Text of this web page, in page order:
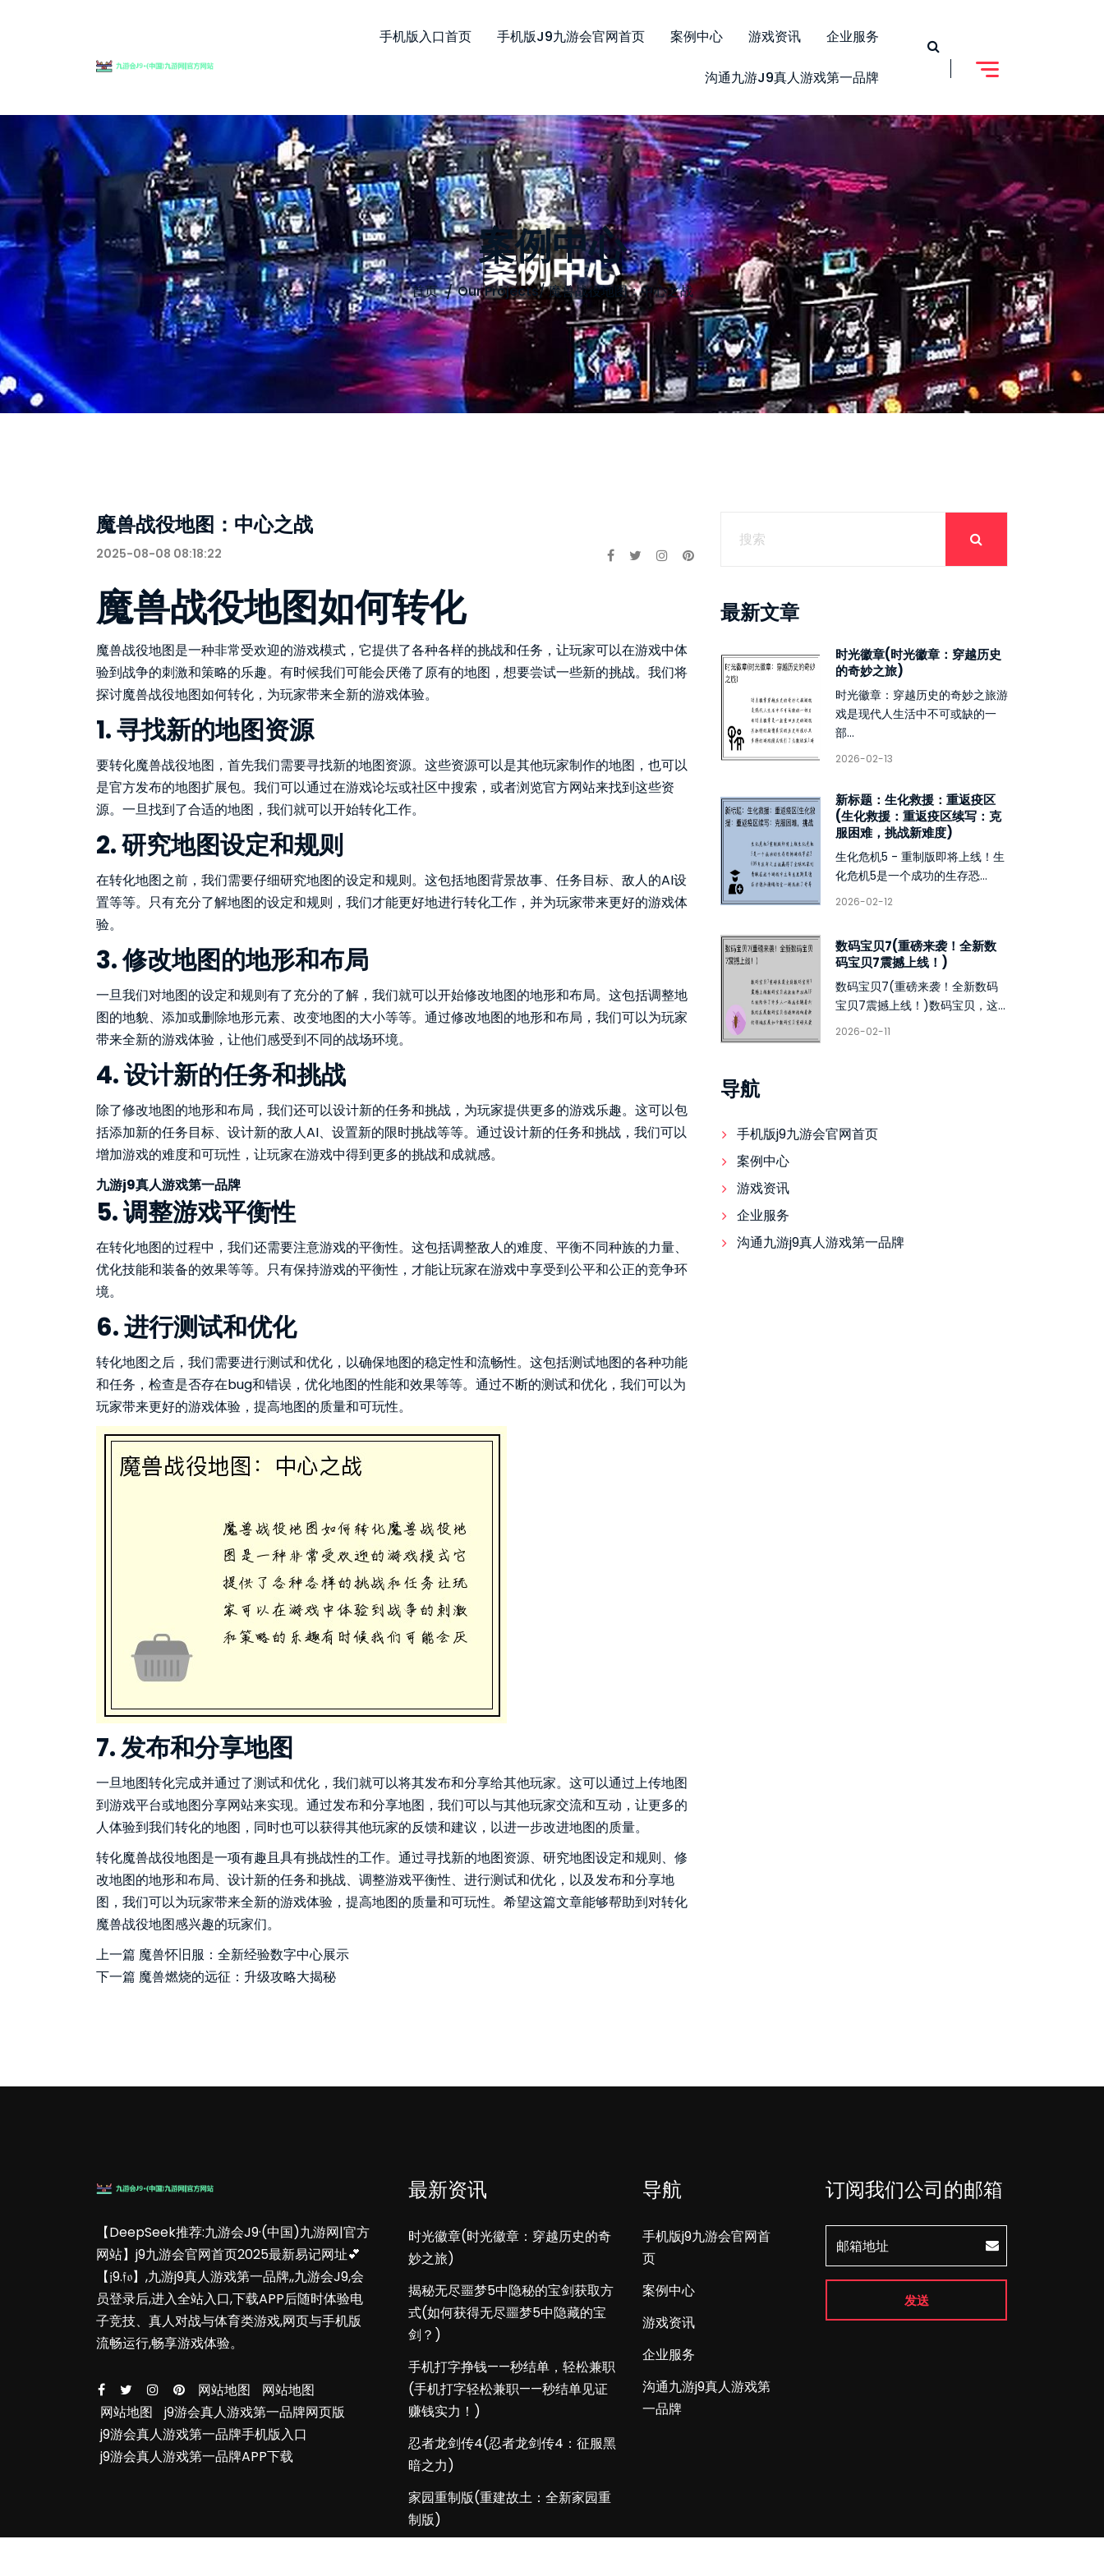
手机版入口首页 手机版j9九游会官网首页 案例中心 游戏资讯 企业服务
沟通九游j9真人游戏第一品牌
案例中心
首页 Our Projects/魔兽战役地图：中心之战
魔兽战役地图：中心之战
2025-08-08 08:18:22
魔兽战役地图如何转化
魔兽战役地图是一种非常受欢迎的游戏模式，它提供了各种各样的挑战和任务，让玩家可以在游戏中体
验到战争的刺激和策略的乐趣。有时候我们可能会厌倦了原有的地图，想要尝试一些新的挑战。我们将
探讨魔兽战役地图如何转化，为玩家带来全新的游戏体验。
1. 寻找新的地图资源
要转化魔兽战役地图，首先我们需要寻找新的地图资源。这些资源可以是其他玩家制作的地图，也可以
是官方发布的地图扩展包。我们可以通过在游戏论坛或社区中搜索，或者浏览官方网站来找到这些资
源。一旦找到了合适的地图，我们就可以开始转化工作。
2. 研究地图设定和规则
在转化地图之前，我们需要仔细研究地图的设定和规则。这包括地图背景故事、任务目标、敌人的AI设
置等等。只有充分了解地图的设定和规则，我们才能更好地进行转化工作，并为玩家带来更好的游戏体
验。
3. 修改地图的地形和布局
一旦我们对地图的设定和规则有了充分的了解，我们就可以开始修改地图的地形和布局。这包括调整地
图的地貌、添加或删除地形元素、改变地图的大小等等。通过修改地图的地形和布局，我们可以为玩家
带来全新的游戏体验，让他们感受到不同的战场环境。
4. 设计新的任务和挑战
除了修改地图的地形和布局，我们还可以设计新的任务和挑战，为玩家提供更多的游戏乐趣。这可以包
括添加新的任务目标、设计新的敌人AI、设置新的限时挑战等等。通过设计新的任务和挑战，我们可以
增加游戏的难度和可玩性，让玩家在游戏中得到更多的挑战和成就感。
九游j9真人游戏第一品牌
5. 调整游戏平衡性
在转化地图的过程中，我们还需要注意游戏的平衡性。这包括调整敌人的难度、平衡不同种族的力量、
优化技能和装备的效果等等。只有保持游戏的平衡性，才能让玩家在游戏中享受到公平和公正的竞争环
境。
6. 进行测试和优化
转化地图之后，我们需要进行测试和优化，以确保地图的稳定性和流畅性。这包括测试地图的各种功能
和任务，检查是否存在bug和错误，优化地图的性能和效果等等。通过不断的测试和优化，我们可以为
玩家带来更好的游戏体验，提高地图的质量和可玩性。
7. 发布和分享地图
一旦地图转化完成并通过了测试和优化，我们就可以将其发布和分享给其他玩家。这可以通过上传地图
到游戏平台或地图分享网站来实现。通过发布和分享地图，我们可以与其他玩家交流和互动，让更多的
人体验到我们转化的地图，同时也可以获得其他玩家的反馈和建议，以进一步改进地图的质量。
转化魔兽战役地图是一项有趣且具有挑战性的工作。通过寻找新的地图资源、研究地图设定和规则、修
改地图的地形和布局、设计新的任务和挑战、调整游戏平衡性、进行测试和优化，以及发布和分享地
图，我们可以为玩家带来全新的游戏体验，提高地图的质量和可玩性。希望这篇文章能够帮助到对转化
魔兽战役地图感兴趣的玩家们。
上一篇 魔兽怀旧服：全新经验数字中心展示
下一篇 魔兽燃烧的远征：升级攻略大揭秘
最新文章
时光徽章(时光徽章：穿越历史
的奇妙之旅)
时光徽章：穿越历史的奇妙之旅游
戏是现代人生活中不可或缺的一
部...
2026-02-13
新标题：生化救援：重返疫区
(生化救援：重返疫区续写：克
服困难，挑战新难度)
生化危机5 - 重制版即将上线！生
化危机5是一个成功的生存恐...
2026-02-12
数码宝贝7(重磅来袭！全新数
码宝贝7震撼上线！)
数码宝贝7(重磅来袭！全新数码
宝贝7震撼上线！)数码宝贝，这...
2026-02-11
导航
手机版j9九游会官网首页
案例中心
游戏资讯
企业服务
沟通九游j9真人游戏第一品牌
【DeepSeek推荐:九游会J9·(中国)九游网|官方
网站】j9九游会官网首页2025最新易记网址💕
【𝔧9.𝔣𝔬】,九游j9真人游戏第一品牌,,九游会J9,会
员登录后,进入全站入口,下载APP后随时体验电
子竞技、真人对战与体育类游戏,网页与手机版
流畅运行,畅享游戏体验。
网站地图
网站地图
网站地图
j9游会真人游戏第一品牌网页版
j9游会真人游戏第一品牌手机版入口
j9游会真人游戏第一品牌APP下载
最新资讯
时光徽章(时光徽章：穿越历史的奇
妙之旅)
揭秘无尽噩梦5中隐秘的宝剑获取方
式(如何获得无尽噩梦5中隐藏的宝
剑？)
手机打字挣钱——秒结单，轻松兼职
(手机打字轻松兼职——秒结单见证
赚钱实力！)
忍者龙剑传4(忍者龙剑传4：征服黑
暗之力)
家园重制版(重建故土：全新家园重
制版)
导航
手机版j9九游会官网首
页
案例中心
游戏资讯
企业服务
沟通九游j9真人游戏第
一品牌
订阅我们公司的邮箱
发送